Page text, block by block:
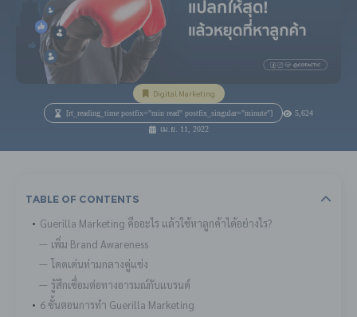
Digital Marketing
[rt_reading_time postfix="min read" postfix_singular="minute"]
5,624
เม.ย. 11, 2022
Table Of Contents
Guerilla Marketing คืออะไร แล้วใช้หาลูกค้าได้อย่างไร?
เพิ่ม Brand Awareness
โดดเด่นท่ามกลางคู่แข่ง
รู้สึกเชื่อมต่อทางอารมณ์กับแบรนด์
6 ขั้นตอนการทำ Guerilla Marketing